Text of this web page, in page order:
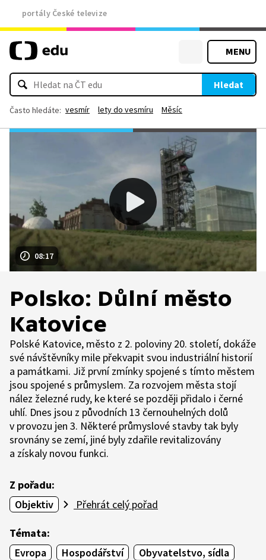
portály České televize
MENU
Hledat
Často hledáte: vesmír lety do vesmíru Měsíc
08:17
Polsko: Důlní město
Katovice
Polské Katovice, město z 2. poloviny 20. století, dokáže
své návštěvníky mile překvapit svou industriální historií
a památkami. Již první zmínky spojené s tímto městem
jsou spojené s průmyslem. Za rozvojem města stojí
nález železné rudy, ke které se později přidalo i černé
uhlí. Dnes jsou z původních 13 černouhelných dolů
v provozu jen 3. Některé průmyslové stavby tak byly
srovnány se zemí, jiné byly zdařile revitalizovány
a získaly novou funkci.
Z pořadu:
Objektiv
Přehrát celý pořad
Témata:
Evropa
Hospodářství Obyvatelstvo, sídla